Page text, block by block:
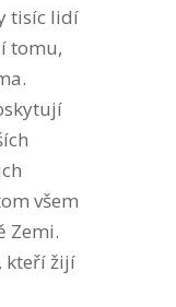
tisíc lidí
tomu,
všem
Zemi.
kteří žijí